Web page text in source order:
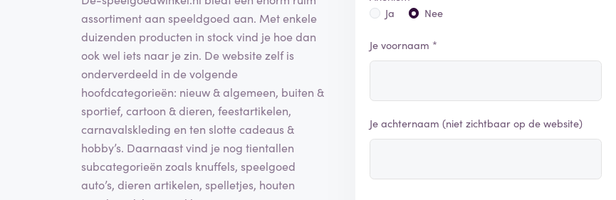
assortiment aan speeldgoed aan. Met enkele
duizenden producten in stock vind je hoe dan
ook wel iets naar je zin. De website zelf is
onderverdeeld in de volgende
hoofdcategorieën: nieuw & algemeen, buiten &
sportief, cartoon & dieren, feestartikelen,
carnavalskleding en ten slotte cadeaus &
hobby’s. Daarnaast vind je nog tientallen
subcategorieën zoals knuffels, speelgoed
auto’s, dieren artikelen, spelletjes, houten
Ja
Nee
Je voornaam *
Je achternaam (niet zichtbaar op de website)